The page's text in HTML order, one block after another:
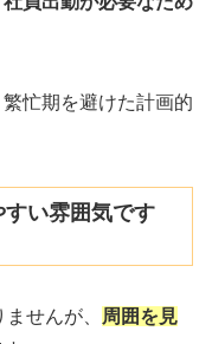
忙期を避けた計画的
い雰囲気です
せんが、
周囲を見